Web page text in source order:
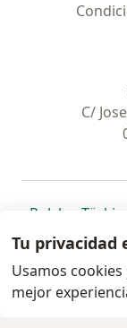
C/
Polska se
Türkiye
Portugal
Tu privacidad
Usamos
mejor